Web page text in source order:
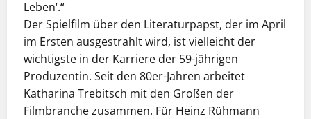
Leben‘.“
Der Spielfilm über den Literaturpapst, der im April
im Ersten ausgestrahlt wird, ist vielleicht der
wichtigste in der Karriere der 59-jährigen
Produzentin. Seit den 80er-Jahren arbeitet
Katharina Trebitsch mit den Großen der
Filmbranche zusammen. Für Heinz Rühmann